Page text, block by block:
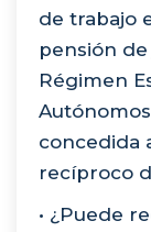
de trabajo
pensión
Régimen
concedida
recíproco
• ¿Puede